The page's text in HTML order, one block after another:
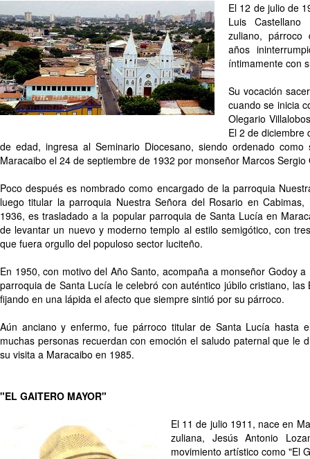
El 12 de julio de
Luis Castellano
zuliano,
años
íntimamente con
Su vocación
cuando se inicia
Olegario
El 2 de diciembre
de edad, ingresa al Seminario Diocesano, siendo ordenado
Maracaibo el 24 de septiembre de 1932 por monseñor Marcos Sergio
Poco después es nombrado como encargado de la parroquia
luego titular la parroquia Nuestra Señora del Rosario en
1936, es trasladado a la popular parroquia de Santa Lucía en
de levantar un nuevo y moderno templo al estilo semigótico, con
que fuera orgullo del populoso sector luciteño.
En 1950, con motivo del Año Santo, acompaña a monseñor Godoy
parroquia de Santa Lucía le celebró con auténtico júbilo cristiano, las
fijando en una lápida el afecto que siempre sintió por su párroco.
Aún anciano y enfermo, fue párroco titular de Santa Lucía hasta
muchas personas recuerdan con emoción el saludo paternal que le
su visita a Maracaibo en 1985.
"EL GAITERO MAYOR"
El 11 de julio 1911, nace en
zuliana, Jesús Antonio
movimiento artístico como "El